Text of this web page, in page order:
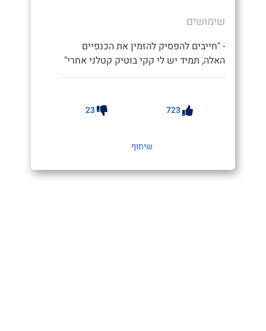
שימושים
- "חייבים להפסיק להזמין את הכנפיים
האלה, תמיד יש לי קקי בוטיק קטלני אחרי"
723
23
שיתוף